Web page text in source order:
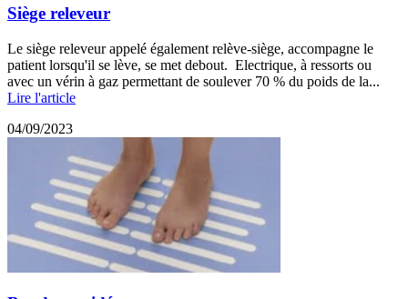
Siège releveur
Le siège releveur appelé également relève-siège, accompagne le
patient lorsqu'il se lève, se met debout. Electrique, à ressorts ou
avec un vérin à gaz permettant de soulever 70 % du poids de la...
Lire l'article
04/09/2023